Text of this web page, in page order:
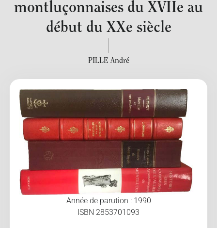
montluçonnaises du XVIIe au
début du XXe siècle
PILLE André
Année de parution : 1990
ISBN 2853701093